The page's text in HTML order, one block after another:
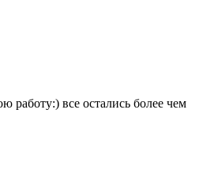
работу:) все остались более чем